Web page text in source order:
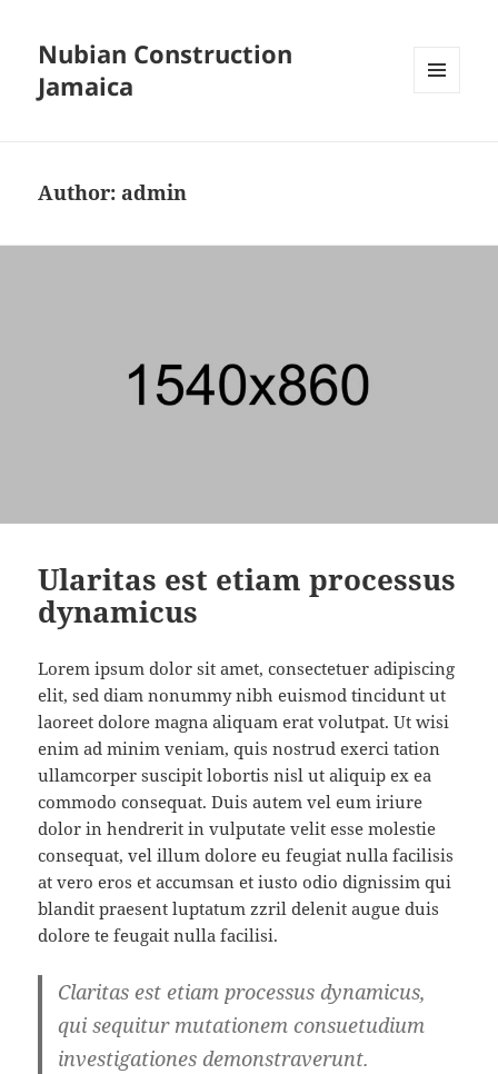
Nubian Construction
Jamaica
Author: admin
Ularitas est etiam processus
dynamicus
Lorem ipsum dolor sit amet, consectetuer adipiscing
elit, sed diam nonummy nibh euismod tincidunt ut
laoreet dolore magna aliquam erat volutpat. Ut wisi
enim ad minim veniam, quis nostrud exerci tation
ullamcorper suscipit lobortis nisl ut aliquip ex ea
commodo consequat. Duis autem vel eum iriure
dolor in hendrerit in vulputate velit esse molestie
consequat, vel illum dolore eu feugiat nulla facilisis
at vero eros et accumsan et iusto odio dignissim qui
blandit praesent luptatum zzril delenit augue duis
dolore te feugait nulla facilisi.
Claritas est etiam processus dynamicus,
qui sequitur mutationem consuetudium
investigationes demonstraverunt.